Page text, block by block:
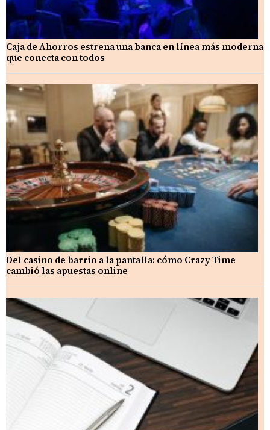
Caja de Ahorros estrena una banca en línea más moderna
que conecta con todos
Del casino de barrio a la pantalla: cómo Crazy Time
cambió las apuestas online